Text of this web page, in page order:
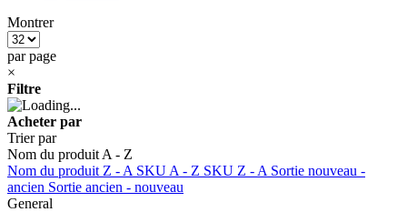
Montrer
par page
×
Filtre
Acheter par
Trier par
Nom du produit A - Z
Nom du produit Z - A SKU A - Z SKU Z - A Sortie nouveau -
ancien Sortie ancien - nouveau
General